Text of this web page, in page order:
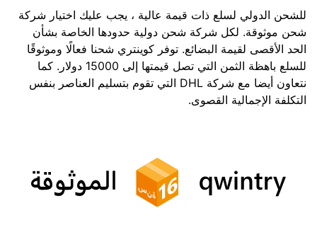
للشحن الدولي لسلع ذات قيمة عالية ، يجب عليك اختيار شركة
شحن موثوقة. لكل شركة شحن دولية حدودها الخاصة بشأن
الحد الأقصى لقيمة البضائع. توفر كوينتري شحنا فعالًا وموثوقًا
للسلع باهظة الثمن التي تصل قيمتها إلى 15000 دولار. كما
نتعاون أيضا مع شركة DHL التي تقوم بتسليم العناصر بنفس
التكلفة الإجمالية القصوى.